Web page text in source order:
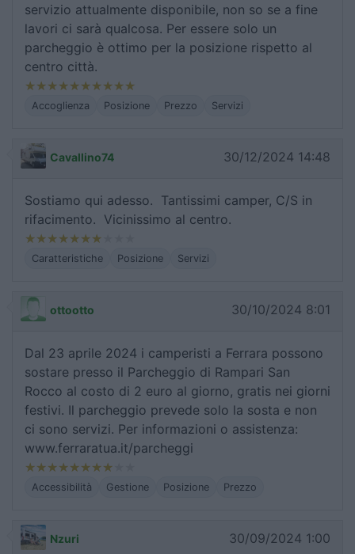
servizio attualmente disponibile, non so se a fine
lavori ci sarà qualcosa. Per essere solo un
parcheggio è ottimo per la posizione rispetto al
centro città.
Accoglienza Posizione Prezzo Servizi
Cavallino74 30/12/2024 14:48
Sostiamo qui adesso. Tantissimi camper, C/S in
rifacimento. Vicinissimo al centro.
Caratteristiche Posizione Servizi
ottootto 30/10/2024 8:01
Dal 23 aprile 2024 i camperisti a Ferrara possono
sostare presso il Parcheggio di Rampari San
Rocco al costo di 2 euro al giorno, gratis nei giorni
festivi. Il parcheggio prevede solo la sosta e non
ci sono servizi. Per informazioni o assistenza:
www.ferraratua.it/parcheggi
Accessibilità Gestione Posizione Prezzo
Nzuri 30/09/2024 1:00